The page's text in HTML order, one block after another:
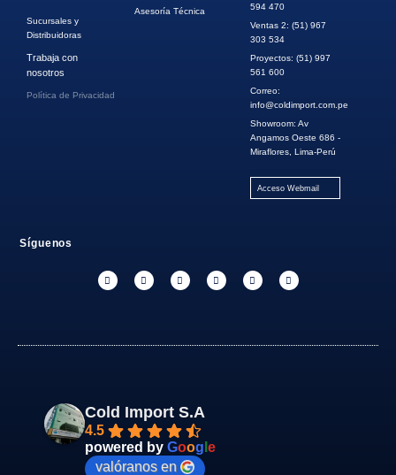
Sucursales y
Distribuidoras
Trabaja con
nosotros
Política de Privacidad
Asesoría Técnica
594 470
Ventas 2: (51) 967
303 534
Proyectos: (51) 997
561 600
Correo:
info@coldimport.com.pe
Showroom: Av
Angamos Oeste 686 -
Miraflores, Lima-Perú
Acceso Webmail
Síguenos
Cold Import S.A
4.5
powered by Goog e
valóranos en